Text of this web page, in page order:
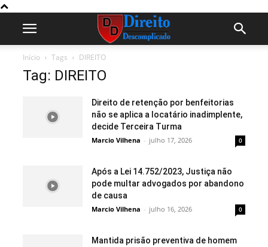
Início Tags DIREITO
Tag: DIREITO
Direito de retenção por benfeitorias
não se aplica a locatário inadimplente,
decide Terceira Turma
Marcio Vilhena - julho 17, 2026 0
Após a Lei 14.752/2023, Justiça não
pode multar advogados por abandono
de causa
Marcio Vilhena - julho 16, 2026 0
Mantida prisão preventiva de homem